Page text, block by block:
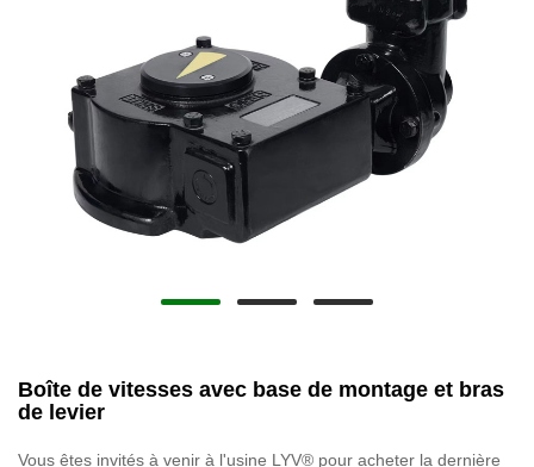
Boîte de vitesses avec base de montage et bras
de levier
Vous êtes invités à venir à l'usine LYV® pour acheter la dernière